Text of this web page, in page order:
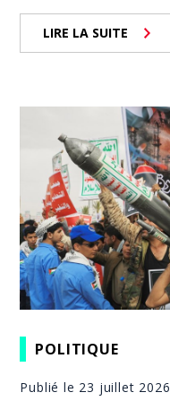
LIRE LA SUITE
POLITIQUE
Publié le 23 juillet 2026